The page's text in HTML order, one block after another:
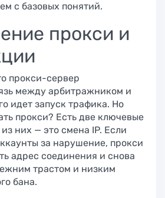
с базовых понятий.
прокси и
прокси-сервер
между арбитражником и
идет запуск трафика. Но
прокси? Есть две ключевые
них — это смена IP. Если
за нарушение, прокси
адрес соединения и снова
трастом и низким
бана.